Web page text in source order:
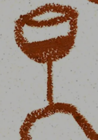
Le domaine
La table
Nos expériences
Contact